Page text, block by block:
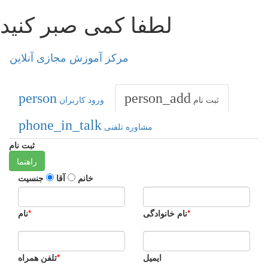
لطفا کمی صبر کنید
مرکز آموزش مجازی آنلاین
person ورود کاربران person_add ثبت نام
phone_in_talk مشاوره تلفنی
ثبت نام
راهنما
جنسیت
آقا خانم
نام* نام خانوادگی*
تلفن همراه* ایمیل